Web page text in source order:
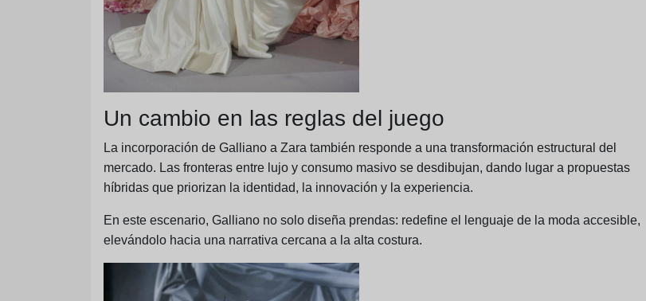
Un cambio en las reglas del juego
La incorporación de Galliano a Zara también responde a una transformación estructural del
mercado. Las fronteras entre lujo y consumo masivo se desdibujan, dando lugar a propuestas
híbridas que priorizan la identidad, la innovación y la experiencia.
En este escenario, Galliano no solo diseña prendas: redefine el lenguaje de la moda accesible,
elevándolo hacia una narrativa cercana a la alta costura.